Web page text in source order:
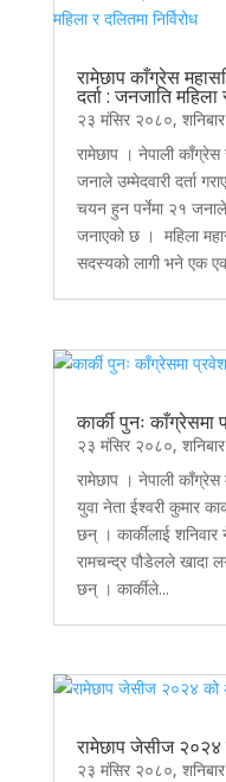
रामेछाप काँग्रेस
दर्ता : जनजाति महिला
२३ मंसिर २०८०, शनिबार
रामेछाप । नेपाली काँग्रेस
जनाले उम्मेदवारी दर्ता
चयन हुन पर्नेमा २१ जनाले
जनाएको छ । महिला
सदस्यको लागी भने एक
कार्की पुनः काँग्रेसमा
२३ मंसिर २०८०, शनिबार
रामेछाप । नेपाली
युवा नेता ईश्वरी कुमार
छन् । कार्कीलाई शनिवार
रामचन्द्र पौडेलले खादा
छन् । कार्कीले...
रामेछाप जेसीज २०२४
२३ मंसिर २०८०, शनिबार